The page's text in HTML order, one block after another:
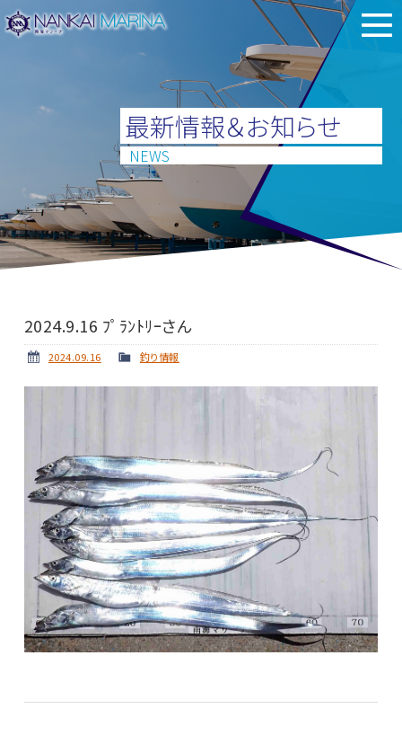
最新情報＆お知らせ
NEWS
2024.9.16 ﾌﾟﾗﾝﾄﾘｰさん
2024.09.16 釣り情報